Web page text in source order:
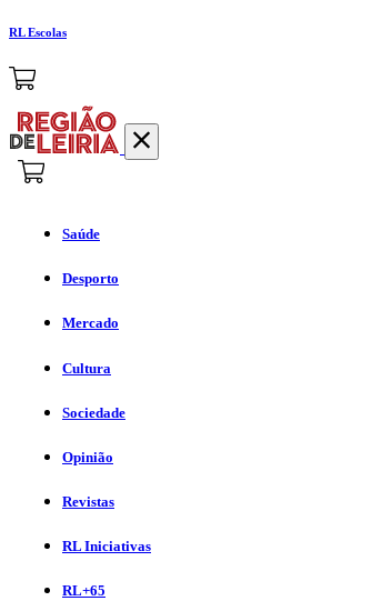
RL Escolas
Saúde
Desporto
Mercado
Cultura
Sociedade
Opinião
Revistas
RL Iniciativas
RL+65